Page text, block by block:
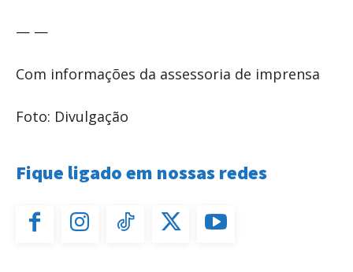
— —
Com informações da assessoria de imprensa
Foto: Divulgação
Fique ligado em nossas redes